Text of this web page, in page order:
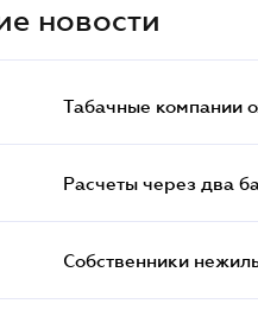
новости
Табачные компании
Расчеты через два
Собственники